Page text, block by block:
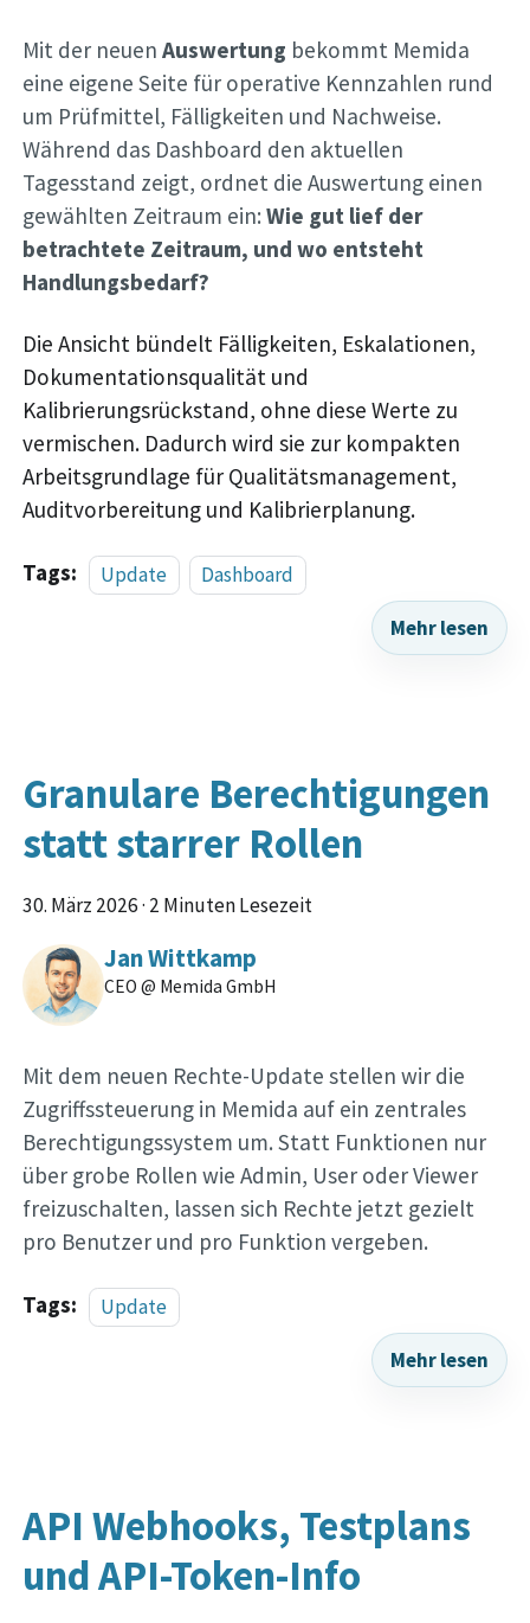
Mit der neuenAuswertung bekommt Memida
eine eigene Seite für operative Kennzahlen rund
um Prüfmittel, Fälligkeiten und Nachweise.
Während das Dashboard den aktuellen
Tagesstand zeigt, ordnet die Auswertung einen
gewählten Zeitraum ein:Wie gut lief der
betrachtete Zeitraum, und wo entsteht
Handlungsbedarf?
Die Ansicht bündelt Fälligkeiten, Eskalationen,
Dokumentationsqualität und
Kalibrierungsrückstand, ohne diese Werte zu
vermischen. Dadurch wird sie zur kompakten
Arbeitsgrundlage für Qualitätsmanagement,
Auditvorbereitung und Kalibrierplanung.
Tags: Update Dashboard
Mehr lesen
Granulare Berechtigungen
statt starrer Rollen
30. März 2026· 2 Minuten Lesezeit
Jan Wittkamp
CEO @ Memida GmbH
Mit dem neuen Rechte-Update stellen wir die
Zugriffssteuerung in Memida auf ein zentrales
Berechtigungssystem um. Statt Funktionen nur
über grobe Rollen wie Admin, User oder Viewer
freizuschalten, lassen sich Rechte jetzt gezielt
pro Benutzer und pro Funktion vergeben.
Tags: Update
Mehr lesen
API Webhooks, Testplans
und API-Token-Info